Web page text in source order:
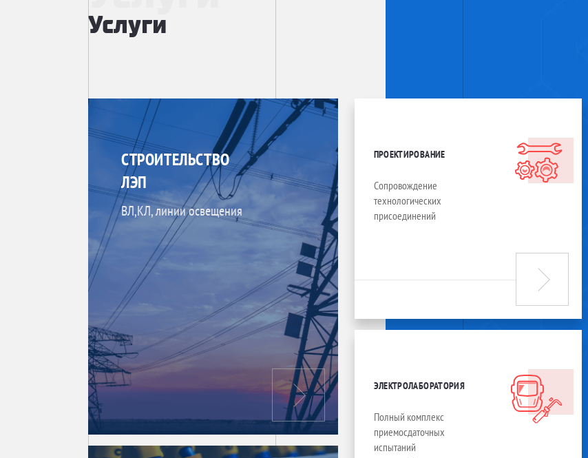
Услуги
СТРОИТЕЛЬСТВО
ЛЭП
ВЛ,КЛ, линии освещения
ПРОЕКТИРОВАНИЕ
Сопровождение
технологических
присоединений
ЭЛЕКТРОЛАБОРАТОРИЯ
Полный комплекс
приемосдаточных
испытаний